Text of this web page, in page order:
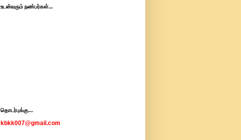
உடன்வரும் நண்பர்கள்...
தொடர்புக்கு...
kbkk007@gmail.com